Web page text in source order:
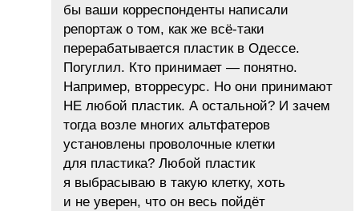
бы ваши корреспонденты написали
репортаж о том, как же всё-таки
перерабатывается пластик в Одессе.
Погуглил. Кто принимает — понятно.
Например, вторресурс. Но они принимают
НЕ любой пластик. А остальной? И зачем
тогда возле многих альтфатеров
установлены проволочные клетки
для пластика? Любой пластик
я выбрасываю в такую клетку, хоть
и не уверен, что он весь пойдёт